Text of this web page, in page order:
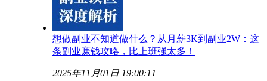
想做副业不知道做什么？从月薪3K到副业2W：这
条副业赚钱攻略，比上班强太多！
2025年11月01日 19:00:11